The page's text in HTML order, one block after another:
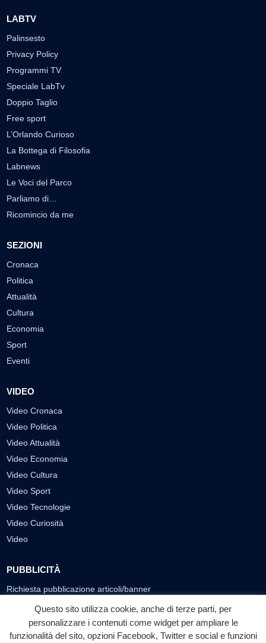
LABTV
Palinsesto
Privacy Policy
Programmi TV
Speciale LabTv
Doppio Taglio
Free sport
L’Orlando Curioso
La Bottega di Filosofia
Labnews
Le Voci del Parco
Parliamo di…
Ricomincio da me
SEZIONI
Cronaca
Politica
Attualità
Cultura
Economia
Sport
Eventi
VIDEO
Video Cronaca
Video Politica
Video Attualità
Video Economia
Video Cultura
Video Sport
Video Tecnologie
Video Curiosità
Video
PUBBLICITÀ
Richiesta pubblicazione articoli/banner
SEGUICI SUI SOCIAL
f ◎ ▶
Questo sito utilizza cookie, anche di terze parti, per
personalizzare i contenuti come widget per ampliare le
funzionalità del sito, opzioni Facebook, Twitter e social e funzioni